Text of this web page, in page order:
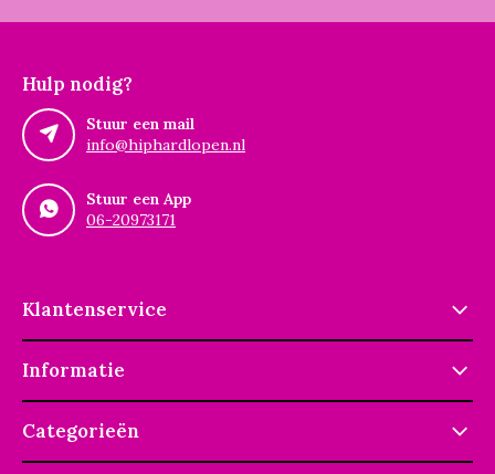
Hulp nodig?
Stuur een mail
info@hiphardlopen.nl
Stuur een App
06-20973171
Klantenservice
Informatie
Categorieën